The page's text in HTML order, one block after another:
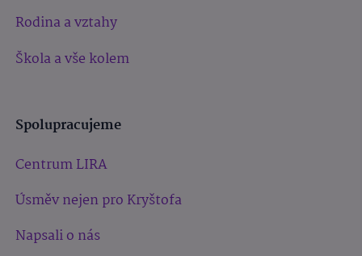
Rodina a vztahy
Škola a vše kolem
Spolupracujeme
Centrum LIRA
Úsměv nejen pro Kryštofa
Napsali o nás